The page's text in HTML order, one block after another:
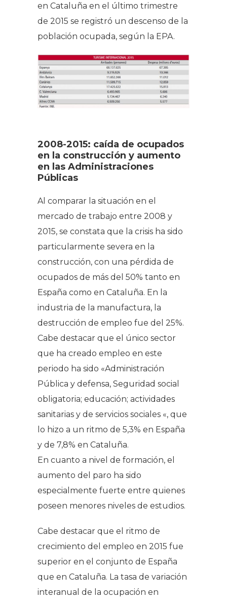
en Cataluña en el último trimestre
de 2015 se registró un descenso de la
población ocupada, según la EPA.
2008-2015: caída de ocupados
en la construcción y aumento
en las Administraciones
Públicas
Al comparar la situación en el
mercado de trabajo entre 2008 y
2015, se constata que la crisis ha sido
particularmente severa en la
construcción, con una pérdida de
ocupados de más del 50% tanto en
España como en Cataluña. En la
industria de la manufactura, la
destrucción de empleo fue del 25%.
Cabe destacar que el único sector
que ha creado empleo en este
periodo ha sido «Administración
Pública y defensa, Seguridad social
obligatoria; educación; actividades
sanitarias y de servicios sociales «, que
lo hizo a un ritmo de 5,3% en España
y de 7,8% en Cataluña.
En cuanto a nivel de formación, el
aumento del paro ha sido
especialmente fuerte entre quienes
poseen menores niveles de estudios.
Cabe destacar que el ritmo de
crecimiento del empleo en 2015 fue
superior en el conjunto de España
que en Cataluña. La tasa de variación
interanual de la ocupación en